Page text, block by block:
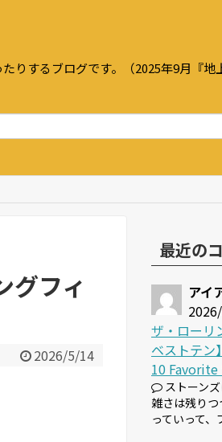
りするブログです。（2025年9月『
グフィ
2026/5/14
最近の
アイ
ザ・ローリ
ベストテン
10 Favorite
ストーン
雑さは残り
っていって、